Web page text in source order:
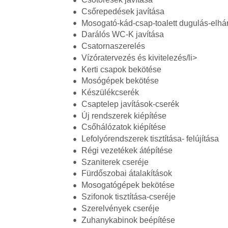
Csőrepedések javítása
Mosogató-kád-csap-toalett dugulás-
Darálós WC-K javítása
Csatornaszerelés
Vízóratervezés és kivitelezés/li>
Kerti csapok bekötése
Mosógépek bekötése
Készülékcserék
Csaptelep javítások-cserék
Új rendszerek kiépítése
Csőhálózatok kiépítése
Lefolyórendszerek tisztítása- felújítása
Régi vezetékek átépítése
Szaniterek cseréje
Fürdőszobai átalakítások
Mosogatógépek bekötése
Szifonok tisztítása-cseréje
Szerelvények cseréje
Zuhanykabinok beépítése